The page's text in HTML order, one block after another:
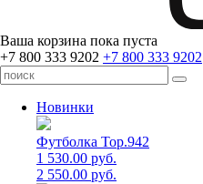
Ваша корзина пока пуста
+7 800 333 9202 +7 800 333 9202
Новинки
Футболка Top.942
1 530.00 руб.
2 550.00 руб.